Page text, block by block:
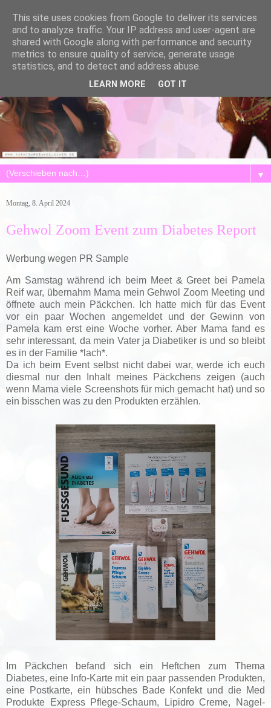
▼
Montag, 8. April 2024
Gehwol Zoom Event zum Diabetes Report
Werbung wegen PR Sample
Am Samstag während ich beim Meet & Greet bei Pamela
Reif war, übernahm Mama mein Gehwol Zoom Meeting und
öffnete auch mein Päckchen. Ich hatte mich für das Event
vor ein paar Wochen angemeldet und der Gewinn von
Pamela kam erst eine Woche vorher. Aber Mama fand es
sehr interessant, da mein Vater ja Diabetiker is und so bleibt
es in der Familie *lach*.
Da ich beim Event selbst nicht dabei war, werde ich euch
diesmal nur den Inhalt meines Päckchens zeigen (auch
wenn Mama viele Screenshots für mich gemacht hat) und so
ein bisschen was zu den Produkten erzählen.
Im Päckchen befand sich ein Heftchen zum Thema
Diabetes, eine Info-Karte mit ein paar passenden Produkten,
eine Postkarte, ein hübsches Bade Konfekt und die Med
Produkte Express Pflege-Schaum, Lipidro Creme, Nagel-
This site uses cookies from Google to deliver its services
and to analyze traffic. Your IP address and user-agent are
shared with Google along with performance and security
metrics to ensure quality of service, generate usage
statistics, and to detect and address abuse.
LEARN MORE GOT IT